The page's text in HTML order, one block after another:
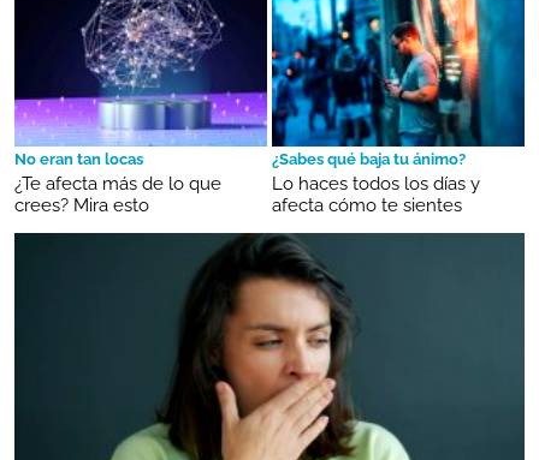
No eran tan locas
¿Te afecta más de lo que
crees? Mira esto
¿Sabes qué baja tu ánimo?
Lo haces todos los días y
afecta cómo te sientes